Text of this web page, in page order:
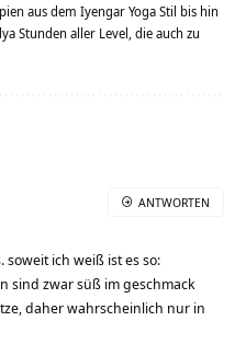
aus dem Iyengar Yoga Stil bis hin
Stunden aller Level, die auch zu
ich weiß ist es so:
sind zwar süß im geschmack
daher wahrscheinlich nur in
ANTWORTEN